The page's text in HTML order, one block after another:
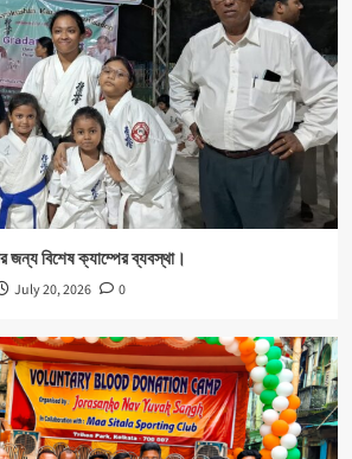
জন্য বিশেষ ক্যাম্পের ব্যবস্থা।
July 20, 2026 0